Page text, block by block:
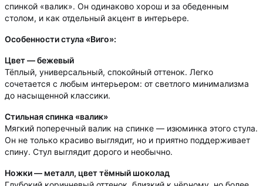
спинкой «валик». Он одинаково хорош и за обеденным
столом, и как отдельный акцент в интерьере.
Особенности стула «Виго»:
Цвет — бежевый
Тёплый, универсальный, спокойный оттенок. Легко
сочетается с любым интерьером: от светлого минимализма
до насыщенной классики.
Стильная спинка «валик»
Мягкий поперечный валик на спинке — изюминка этого стула.
Он не только красиво выглядит, но и приятно поддерживает
спину. Стул выглядит дорого и необычно.
Ножки — металл, цвет тёмный шоколад